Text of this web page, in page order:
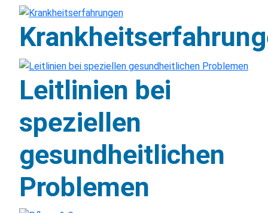
Leitlinien bei
speziellen
gesundheitlichen
Problemen